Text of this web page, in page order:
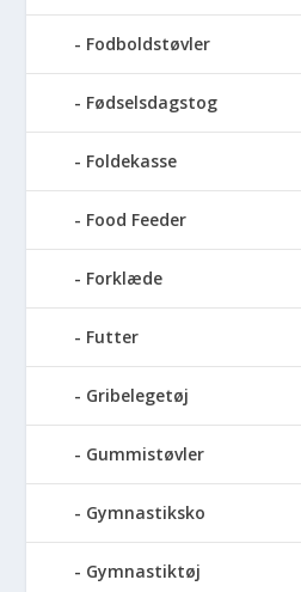
Fodboldstøvler
Fødselsdagstog
Foldekasse
Food Feeder
Forklæde
Futter
Gribelegetøj
Gummistøvler
Gymnastiksko
Gymnastiktøj